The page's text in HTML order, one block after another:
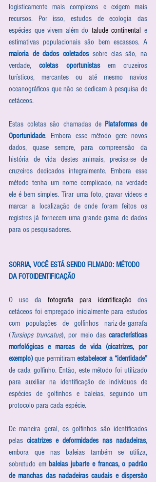
logisticamente mais complexos e exigem mais
recursos. Por isso, estudos de ecologia das
espécies que vivem além do talude continental e
maioria de dados coletados sobre elas são, na
verdade, coletas oportunistas em cruzeiros
turísticos, mercantes ou até mesmo navios
oceanográficos que não se dedicam à pesquisa de
cetáceos.
Estas coletas são chamadas de Plataformas de
Oportunidade. Embora esse método gere novos
dados, quase sempre, para compreensão da
história de vida destes animais, precisa-se de
cruzeiros dedicados integralmente. Embora esse
método tenha um nome complicado, na verdade
ele é bem simples. Tirar uma foto, gravar vídeos e
marcar a localização de onde foram feitos os
registros já fornecem uma grande gama de dados
para os pesquisadores.
SORRIA, VOCÊ ESTÁ SENDO FILMADO: MÉTODO
DA FOTOIDENTIFICAÇÃO
O uso da fotografia para identificação dos
cetáceos foi empregado inicialmente para estudos
com populações de golfinhos nariz-de-garrafa
(Tursiops truncatus), por meio das características
morfológicas e marcas de vida (cicatrizes, por
exemplo) que permitiram estabelecer a “identidade”
de cada golfinho. Então, este método foi utilizado
para auxiliar na identificação de indivíduos de
espécies de golfinhos e baleias, seguindo um
protocolo para cada espécie.
De maneira geral, os golfinhos são identificados
pelas cicatrizes e deformidades nas nadadeiras,
embora que nas baleias também se utiliza,
sobretudo em baleias jubarte e francas, o padrão
de manchas das nadadeiras caudais e dispersão